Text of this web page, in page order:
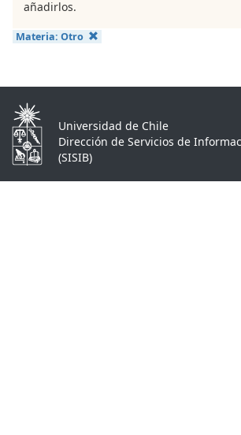
añadirlos.
Materia: Otro
Universidad de Chile
Dirección de Servicios de
(SISIB)